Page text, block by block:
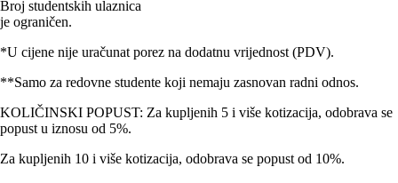
Broj studentskih ulaznica
je ograničen.
*U cijene nije uračunat porez na dodatnu vrijednost (PDV).
**Samo za redovne studente koji nemaju zasnovan radni odnos.
KOLIČINSKI POPUST: Za kupljenih 5 i više kotizacija, odobrava se
popust u iznosu od 5%.
Za kupljenih 10 i više kotizacija, odobrava se popust od 10%.